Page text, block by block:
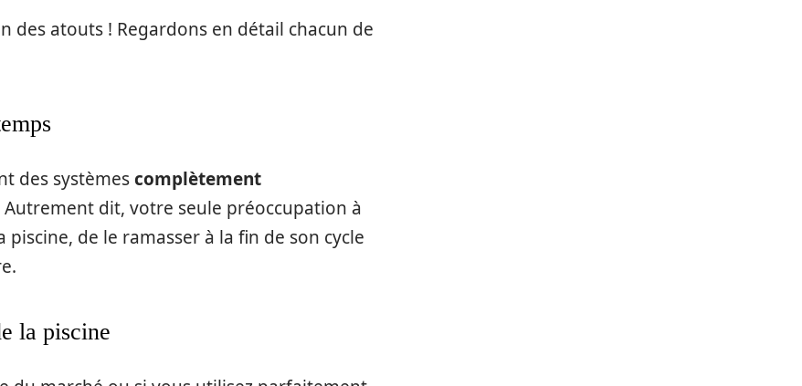
des atouts ! Regardons en détail chacun de
des systèmescomplètement
Autrement dit, votre seule préoccupation à
de le ramasser à la fin de son cycle
la piscine